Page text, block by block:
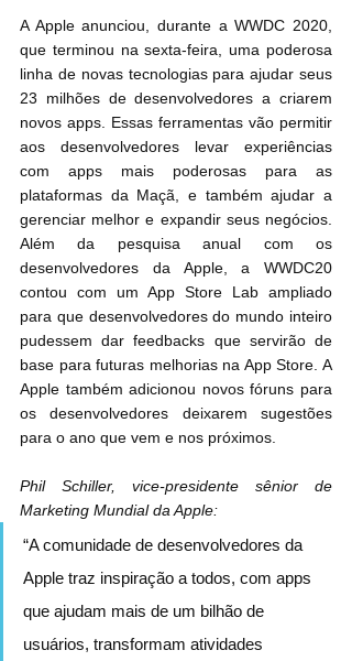
A Apple anunciou, durante a WWDC 2020,
que terminou na sexta-feira, uma poderosa
linha de novas tecnologias para ajudar seus
23 milhões de desenvolvedores a criarem
novos apps. Essas ferramentas vão permitir
aos desenvolvedores levar experiências
com apps mais poderosas para as
plataformas da Maçã, e também ajudar a
gerenciar melhor e expandir seus negócios.
Além da pesquisa anual com os
desenvolvedores da Apple, a WWDC20
contou com um App Store Lab ampliado
para que desenvolvedores do mundo inteiro
pudessem dar feedbacks que servirão de
base para futuras melhorias na App Store. A
Apple também adicionou novos fóruns para
os desenvolvedores deixarem sugestões
para o ano que vem e nos próximos.
Phil Schiller, vice-presidente sênior de
Marketing Mundial da Apple:
“A comunidade de desenvolvedores da
Apple traz inspiração a todos, com apps
que ajudam mais de um bilhão de
usuários, transformam atividades